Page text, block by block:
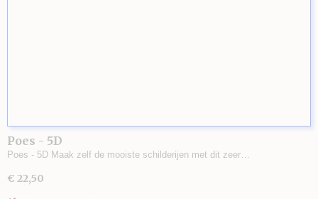
Poes - 5D
Poes - 5D Maak zelf de mooiste schilderijen met dit zeer…
€ 22,50